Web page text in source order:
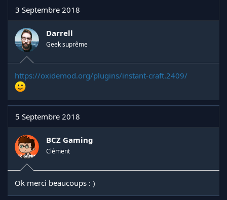
c
s
s
i
o
3 Septembre 2018
Darrell
Geek suprême
https://oxidemod.org/plugins/instant-craft.2409/
5 Septembre 2018
BCZ Gaming
Clément
Ok merci beaucoups : )